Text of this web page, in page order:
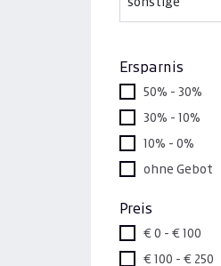
Ersparnis
50% - 30%
30% - 10%
10% - 0%
ohne Gebot
Preis
€ 0 - € 100
€ 100 - € 250